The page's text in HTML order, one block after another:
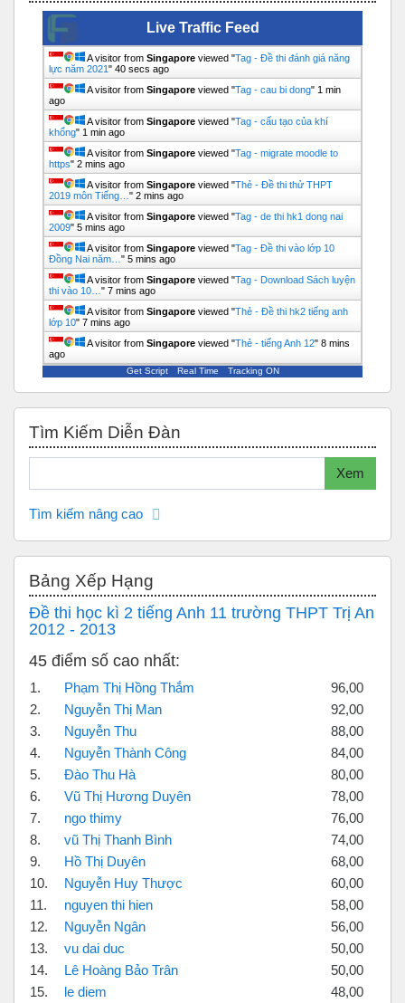
Live Traffic Feed
A visitor from Singapore viewed "Tag - Đề thi đánh giá năng
lực năm 2021" 40 secs ago
A visitor from Singapore viewed "Tag - cau bi dong" 1 min
ago
A visitor from Singapore viewed "Tag - cấu tạo của khí
khổng" 1 min ago
A visitor from Singapore viewed "Tag - migrate moodle to
https" 2 mins ago
A visitor from Singapore viewed "Thẻ - Đề thi thử THPT
2019 môn Tiếng… " 2 mins ago
A visitor from Singapore viewed "Tag - de thi hk1 dong nai
2009" 5 mins ago
A visitor from Singapore viewed "Tag - Đề thi vào lớp 10
Đồng Nai năm… " 5 mins ago
A visitor from Singapore viewed "Tag - Download Sách luyện
thi vào 10… " 7 mins ago
A visitor from Singapore viewed "Thẻ - Đề thi hk2 tiếng anh
lớp 10" 7 mins ago
A visitor from Singapore viewed "Thẻ - tiếng Anh 12" 8 mins
ago
Get Script Real Time Tracking ON
Tìm Kiếm Diễn Đàn
Xem
Tìm kiếm nâng cao
Bảng Xếp Hạng
Đề thi học kì 2 tiếng Anh 11 trường THPT Trị An
2012 - 2013
45 điểm số cao nhất:
1. Phạm Thị Hồng Thắm
96,00
2.
Nguyễn Thị Man
92,00
3.
Nguyễn Thu
88,00
4.
Nguyễn Thành Công
84,00
5.
Đào Thu Hà
80,00
6.
Vũ Thị Hương Duyên
78,00
7.
ngo thimy
76,00
8.
vũ Thị Thanh Bình
74,00
9.
Hồ Thị Duyên
68,00
10.
Nguyễn Huy Thược
60,00
11.
nguyen thi hien
58,00
12.
Nguyễn Ngân
56,00
13.
vu dai duc
50,00
14.
Lê Hoàng Bảo Trân
50,00
15.
le diem
48,00